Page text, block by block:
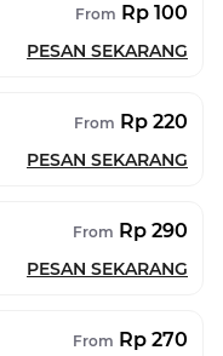
From Rp 100
PESAN SEKARANG
From Rp 220
PESAN SEKARANG
From Rp 290
PESAN SEKARANG
From Rp 270